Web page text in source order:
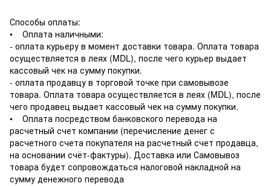
Способы оплаты:
• Оплата наличными:
- оплата курьеру в момент доставки товара. Оплата товара
осуществляется в леях (MDL), после чего курьер выдает
кассовый чек на сумму покупки.
- оплата продавцу в торговой точке при самовывозе
товара. Оплата товара осуществляется в леях (MDL), после
чего продавец выдает кассовый чек на сумму покупки.
• Оплата посредством банковского перевода на
расчетный счет компании (перечисление денег с
расчетного счета покупателя на расчетный счет продавца,
на основании счёт-фактуры). Доставка или Самовывоз
товара будет сопровождаться налоговой накладной на
сумму денежного перевода